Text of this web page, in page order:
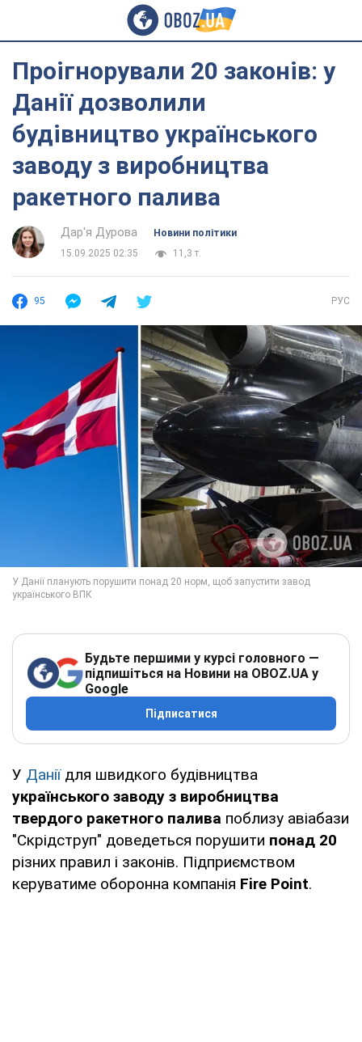
Проігнорували 20 законів: у
Данії дозволили
будівництво українського
заводу з виробництва
ракетного палива
Дар'я Дурова
Новини політики
15.09.2025 02:35
11,3 т.
95 РУС
Будьте першими у курсі головного —
підпишіться на Новини на OBOZ.UA у
Google
Підписатися
У Даніїдля швидкого будівництва
українського заводу з виробництва
твердого ракетного палива поблизу авіабази
"Скрідструп" доведеться порушити понад 20
різних правил і законів. Підприємством
керуватиме оборонна компанія Fire Point.